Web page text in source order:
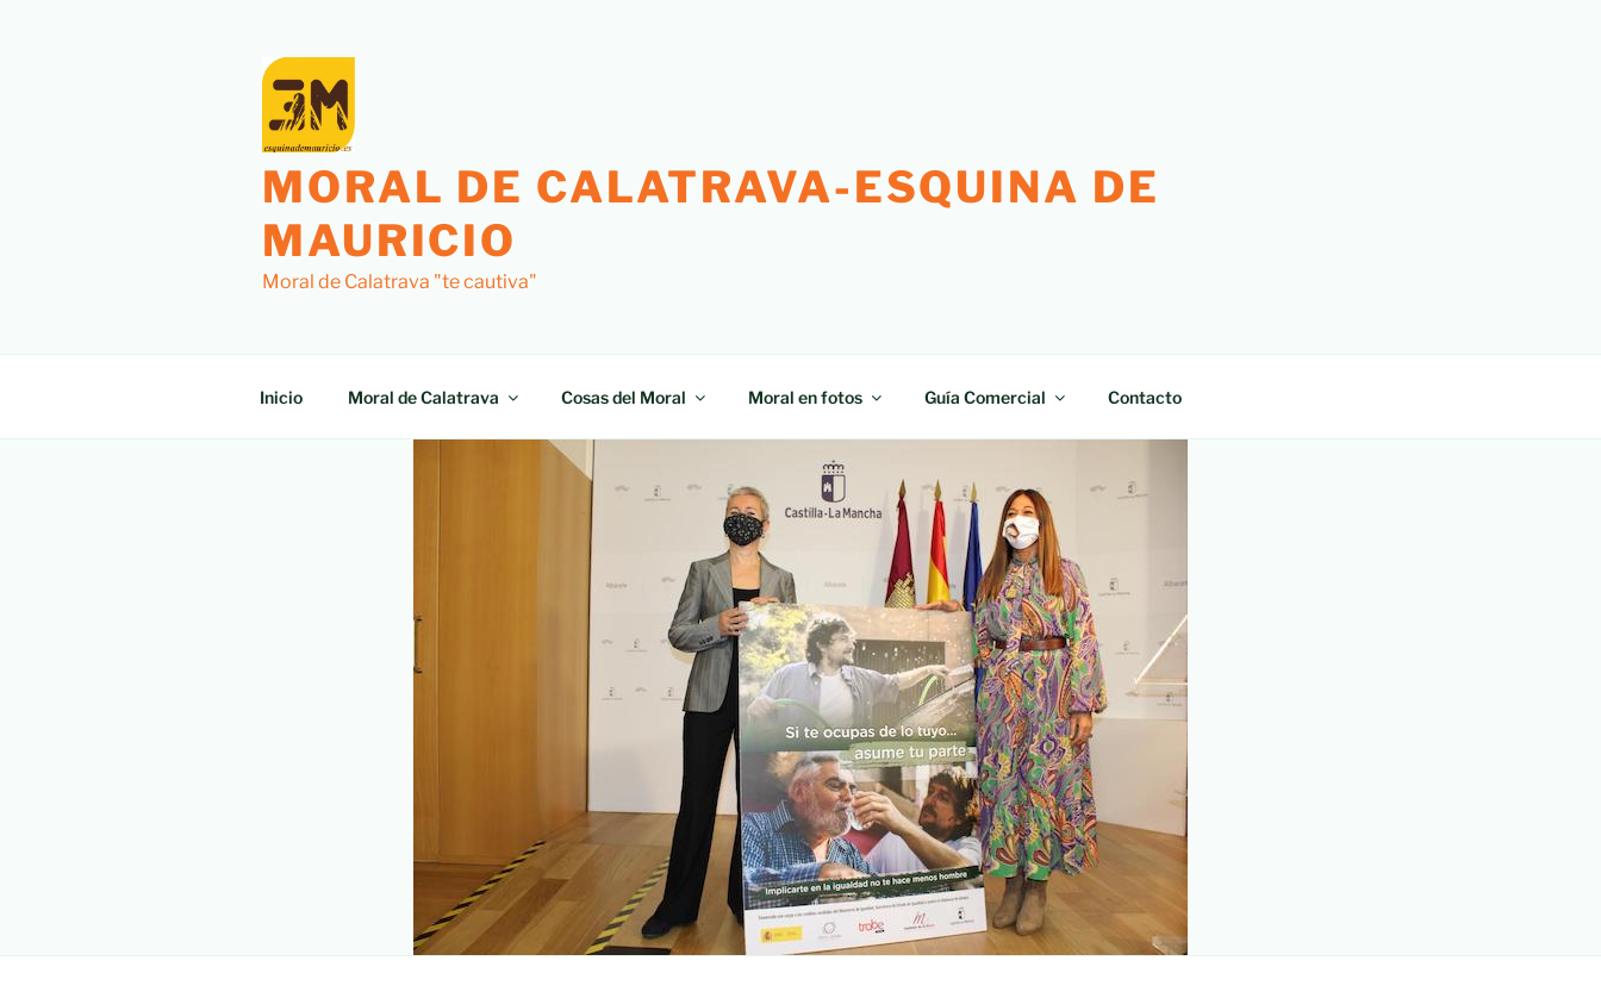
MORAL DE CALATRAVA-ESQUINA DE
MAURICIO
Moral de Calatrava "te cautiva"
Inicio Moral de Calatrava Cosas del Moral Moral en fotos Guía Comercial Contacto